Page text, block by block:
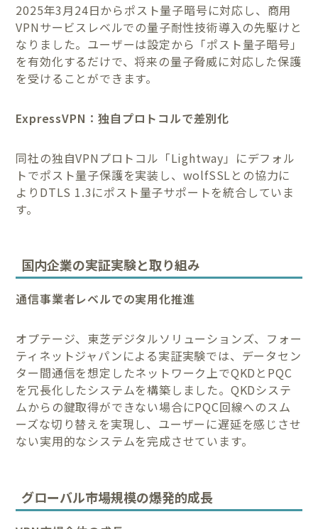
2025年3月24日からポスト量子暗号に対応し、商用
VPNサービスレベルでの量子耐性技術導入の先駆けと
なりました。ユーザーは設定から「ポスト量子暗号」
を有効化するだけで、将来の量子脅威に対応した保護
を受けることができます。
ExpressVPN：独自プロトコルで差別化
同社の独自VPNプロトコル「Lightway」にデフォル
トでポスト量子保護を実装し、wolfSSLとの協力に
よりDTLS 1.3にポスト量子サポートを統合していま
す。
国内企業の実証実験と取り組み
通信事業者レベルでの実用化推進
オプテージ、東芝デジタルソリューションズ、フォー
ティネットジャパンによる実証実験では、データセン
ター間通信を想定したネットワーク上でQKDとPQC
を冗長化したシステムを構築しました。QKDシステ
ムからの鍵取得ができない場合にPQC回線へのスム
ーズな切り替えを実現し、ユーザーに遅延を感じさせ
ない実用的なシステムを完成させています。
グローバル市場規模の爆発的成長